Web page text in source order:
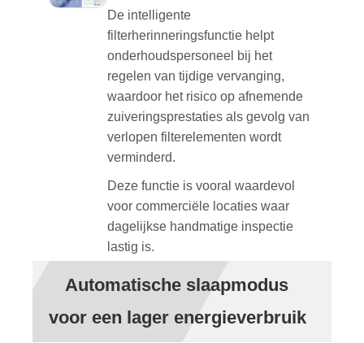
De intelligente
filterherinneringsfunctie helpt
onderhoudspersoneel bij het
regelen van tijdige vervanging,
waardoor het risico op afnemende
zuiveringsprestaties als gevolg van
verlopen filterelementen wordt
verminderd.
Deze functie is vooral waardevol
voor commerciële locaties waar
dagelijkse handmatige inspectie
lastig is.
Automatische slaapmodus
voor een lager energieverbruik